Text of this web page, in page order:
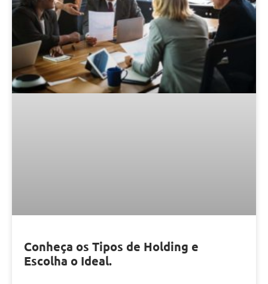
Conheça os Tipos de Holding e
Escolha o Ideal.